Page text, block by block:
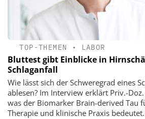
TOP-THEMEN • LABOR
Bluttest gibt Einblicke in
Schlaganfall
Wie lässt sich der Schweregrad eines
ablesen? Im Interview erklärt Priv.-
was der Biomarker Brain-derived Tau
Therapie und klinische Praxis bedeutet.